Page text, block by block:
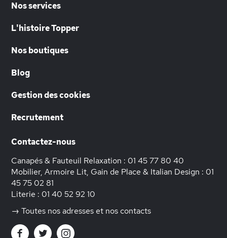
Nos services
L'histoire Topper
Nos boutiques
Blog
Gestion des cookies
Recrutement
Contactez-nous
Canapés & Fauteuil Relaxation : 01 45 77 80 40
Mobilier, Armoire Lit, Gain de Place & Italian Design : 01
45 75 02 81
Literie : 01 40 52 92 10
→ Toutes nos adresses et nos contacts